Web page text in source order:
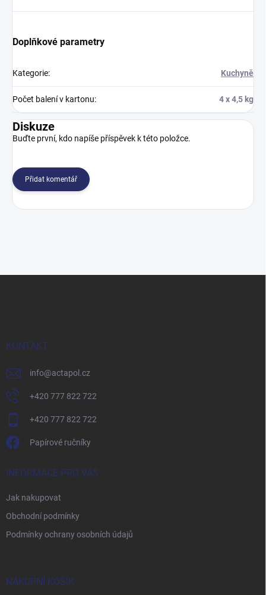
Doplňkové parametry
Kategorie: Kuchyně
Počet balení v kartonu: 4 x 4,5 kg
Diskuze
Buďte první, kdo napíše příspěvek k této položce.
Přidat komentář
KONTAKT
info@actapol.cz
+420 777 822 722
+420 777 822 722
Papírové ručníky
INFORMACE PRO VÁS
Jak nakupovat
Obchodní podmínky
Podmínky ochrany osobních údajů
NÁKUPNÍ KOŠÍK